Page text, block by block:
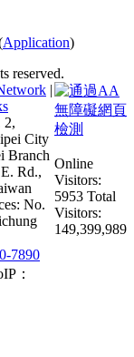
Application)
reserved.
|
2,
City
Branch
Rd.,
No.
7890
：
Online
Visitors:
5953 Total
Visitors:
149,399,989